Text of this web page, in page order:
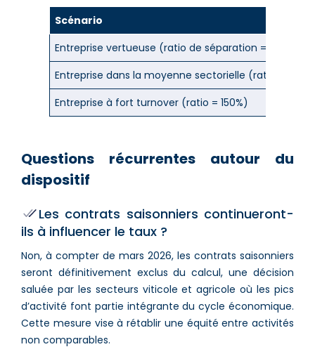
Scénario
Entreprise vertueuse (ratio de séparation = 80%)
Entreprise dans la moyenne sectorielle (ratio = 100%)
Entreprise à fort turnover (ratio = 150%)
Questions récurrentes autour du
dispositif
Les contrats saisonniers continueront-
ils à influencer le taux ?
Non, à compter de mars 2026, les contrats saisonniers
seront définitivement exclus du calcul, une décision
saluée par les secteurs viticole et agricole où les pics
d’activité font partie intégrante du cycle économique.
Cette mesure vise à rétablir une équité entre activités
non comparables.